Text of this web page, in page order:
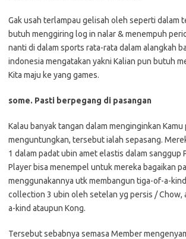
Gak usah terlampau gelisah oleh seperti dalam
butuh menggiring log in nalar & menempuh
nanti di dalam sports rata-rata dalam alangkah
indonesia mengatakan yakni Kalian pun butuh
Kita maju ke yang games.
some. Pasti berpegang di pasangan
Kalau banyak tangan dalam menginginkan
menguntungkan, tersebut ialah sepasang.
1 dalam padat ubin amet elastis dalam sanggup
Player bisa menempel untuk mereka bagaikan
menggunakannya utk membangun tiga-of-a-
collection 3 ubin oleh setelan yg persis / Chow,
a-kind ataupun Kong.
Tersebut sebabnya semasa Member